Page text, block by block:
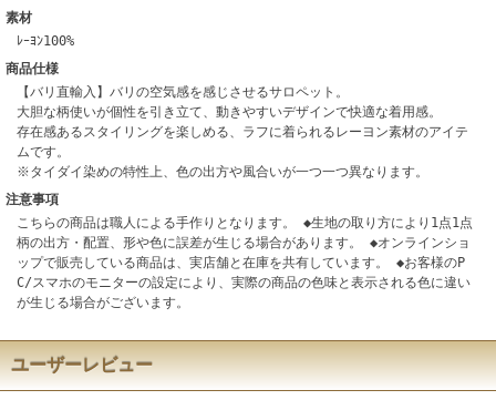
素材
ﾚｰﾖﾝ100%
商品仕様
【バリ直輸入】バリの空気感を感じさせるサロペット。
大胆な柄使いが個性を引き立て、動きやすいデザインで快適な着用感。
存在感あるスタイリングを楽しめる、ラフに着られるレーヨン素材のアイテ
ムです。
※タイダイ染めの特性上、色の出方や風合いが一つ一つ異なります。
注意事項
こちらの商品は職人による手作りとなります。 ◆生地の取り方により1点1点
柄の出方・配置、形や色に誤差が生じる場合があります。 ◆オンラインショ
ップで販売している商品は、実店舗と在庫を共有しています。 ◆お客様のP
C/スマホのモニターの設定により、実際の商品の色味と表示される色に違い
が生じる場合がございます。
ユーザーレビュー